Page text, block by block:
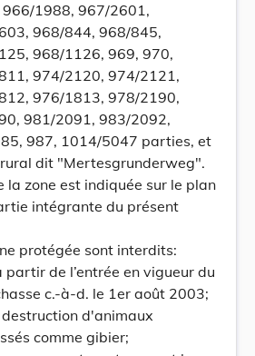
1988, 967/2601,
968/844, 968/845,
968/1126, 969, 970,
974/2120, 974/2121,
976/1813, 978/2190,
981/2091, 983/2092,
987, 1014/5047 parties, et
dit "Mertesgrunderweg".
la zone est indiquée sur le plan
intégrante du présent
protégée sont interdits:
partir de l’entrée en vigueur du
c.-à-d. le 1er août 2003;
d'animaux
comme gibier;